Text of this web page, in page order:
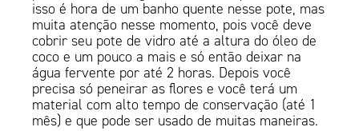
isso é hora de um banho quente nesse pote, mas
muita atenção nesse momento, pois você deve
cobrir seu pote de vidro até a altura do óleo de
coco e um pouco a mais e só então deixar na
água fervente por até 2 horas. Depois você
precisa só peneirar as flores e você terá um
material com alto tempo de conservação (até 1
mês) e que pode ser usado de muitas maneiras.